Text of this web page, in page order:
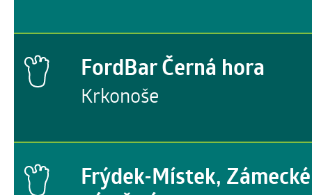
FordBar Černá hora
Krkonoše
Frýdek-Místek, Zámecké